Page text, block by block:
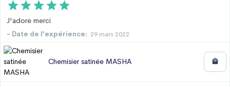
J'adore merci
- Date de l'expérience: 29 mars 2022
Chemisier satinée MASHA